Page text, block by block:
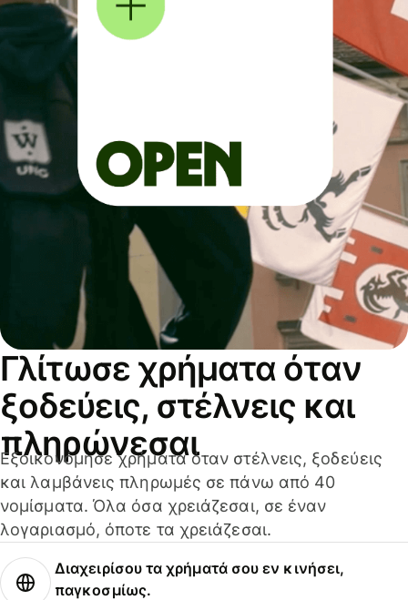
Γλίτωσε χρήματα όταν
ξοδεύεις, στέλνεις και
πληρώνεσαι
Εξοικονόμησε χρήματα όταν στέλνεις, ξοδεύεις
και λαμβάνεις πληρωμές σε πάνω από 40
νομίσματα. Όλα όσα χρειάζεσαι, σε έναν
λογαριασμό, όποτε τα χρειάζεσαι.
Διαχειρίσου τα χρήματά σου εν κινήσει,
παγκοσμίως.